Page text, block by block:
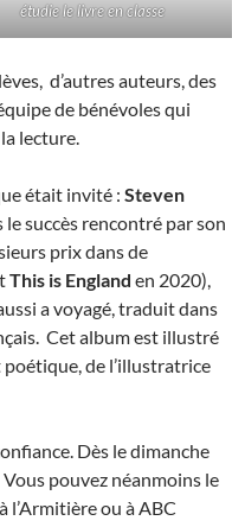
étudie le livre en classe
d’autres auteurs, des
de bénévoles qui
lecture.
était invité : Steven
succès rencontré par son
prix dans de
This is England en 2020),
a voyagé, traduit dans
Cet album est illustré
de l’illustratrice
Dès le dimanche
pouvez néanmoins le
ou à ABC